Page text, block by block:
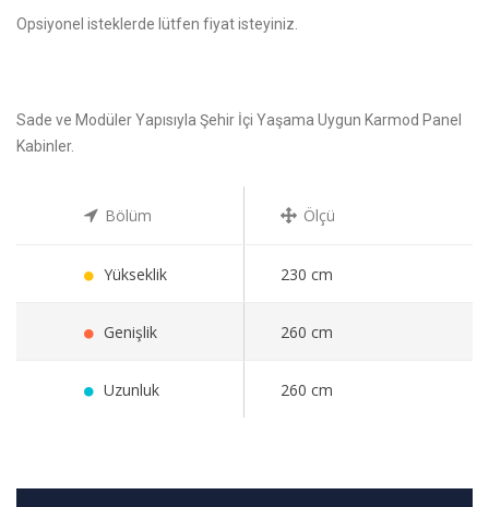
Opsiyonel isteklerde lütfen fiyat isteyiniz.
Sade ve Modüler Yapısıyla Şehir İçi Yaşama Uygun Karmod Panel
Kabinler.
Bölüm Ölçü
Yükseklik 230 cm
Genişlik 260 cm
Uzunluk 260 cm